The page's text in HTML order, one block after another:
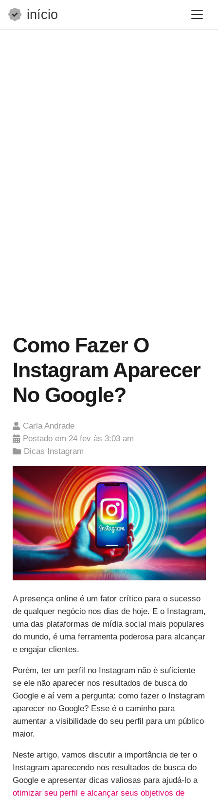
início
Como Fazer O
Instagram Aparecer
No Google?
Carla Andrade
Postado em 24 fev às 3:03 am
Dicas Instagram
A presença online é um fator crítico para o sucesso
de qualquer negócio nos dias de hoje. E o Instagram,
uma das plataformas de mídia social mais populares
do mundo, é uma ferramenta poderosa para alcançar
e engajar clientes.
Porém, ter um perfil no Instagram não é suficiente
se ele não aparecer nos resultados de busca do
Google e aí vem a pergunta: como fazer o Instagram
aparecer no Google? Esse é o caminho para
aumentar a visibilidade do seu perfil para um público
maior.
Neste artigo, vamos discutir a importância de ter o
Instagram aparecendo nos resultados de busca do
Google e apresentar dicas valiosas para ajudá-lo a
otimizar seu perfil e alcançar seus objetivos de